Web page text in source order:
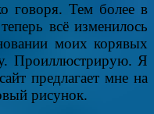
говоря. Тем более в
всё изменилось
моих корявых
Проиллюстрирую. Я
предлагает мне на
рисунок.